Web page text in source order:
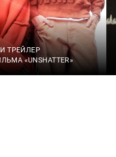
ТРЕЙЛЕР
«UNSHATTER»